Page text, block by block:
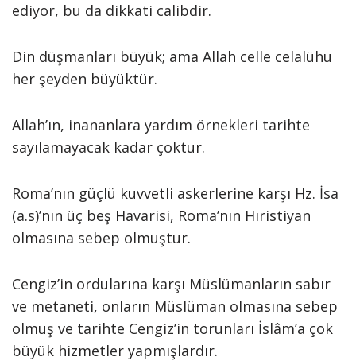
ediyor, bu da dikkati calibdir.
Din düşmanları büyük; ama Allah celle celalühu
her şeyden büyüktür.
Allah’ın, inananlara yardım örnekleri tarihte
sayılamayacak kadar çoktur.
Roma’nın güçlü kuvvetli askerlerine karşı Hz. İsa
(a.s)’nın üç beş Havarisi, Roma’nın Hıristiyan
olmasına sebep olmuştur.
Cengiz’in ordularına karşı Müslümanların sabır
ve metaneti, onların Müslüman olmasına sebep
olmuş ve tarihte Cengiz’in torunları İslâm’a çok
büyük hizmetler yapmışlardır.